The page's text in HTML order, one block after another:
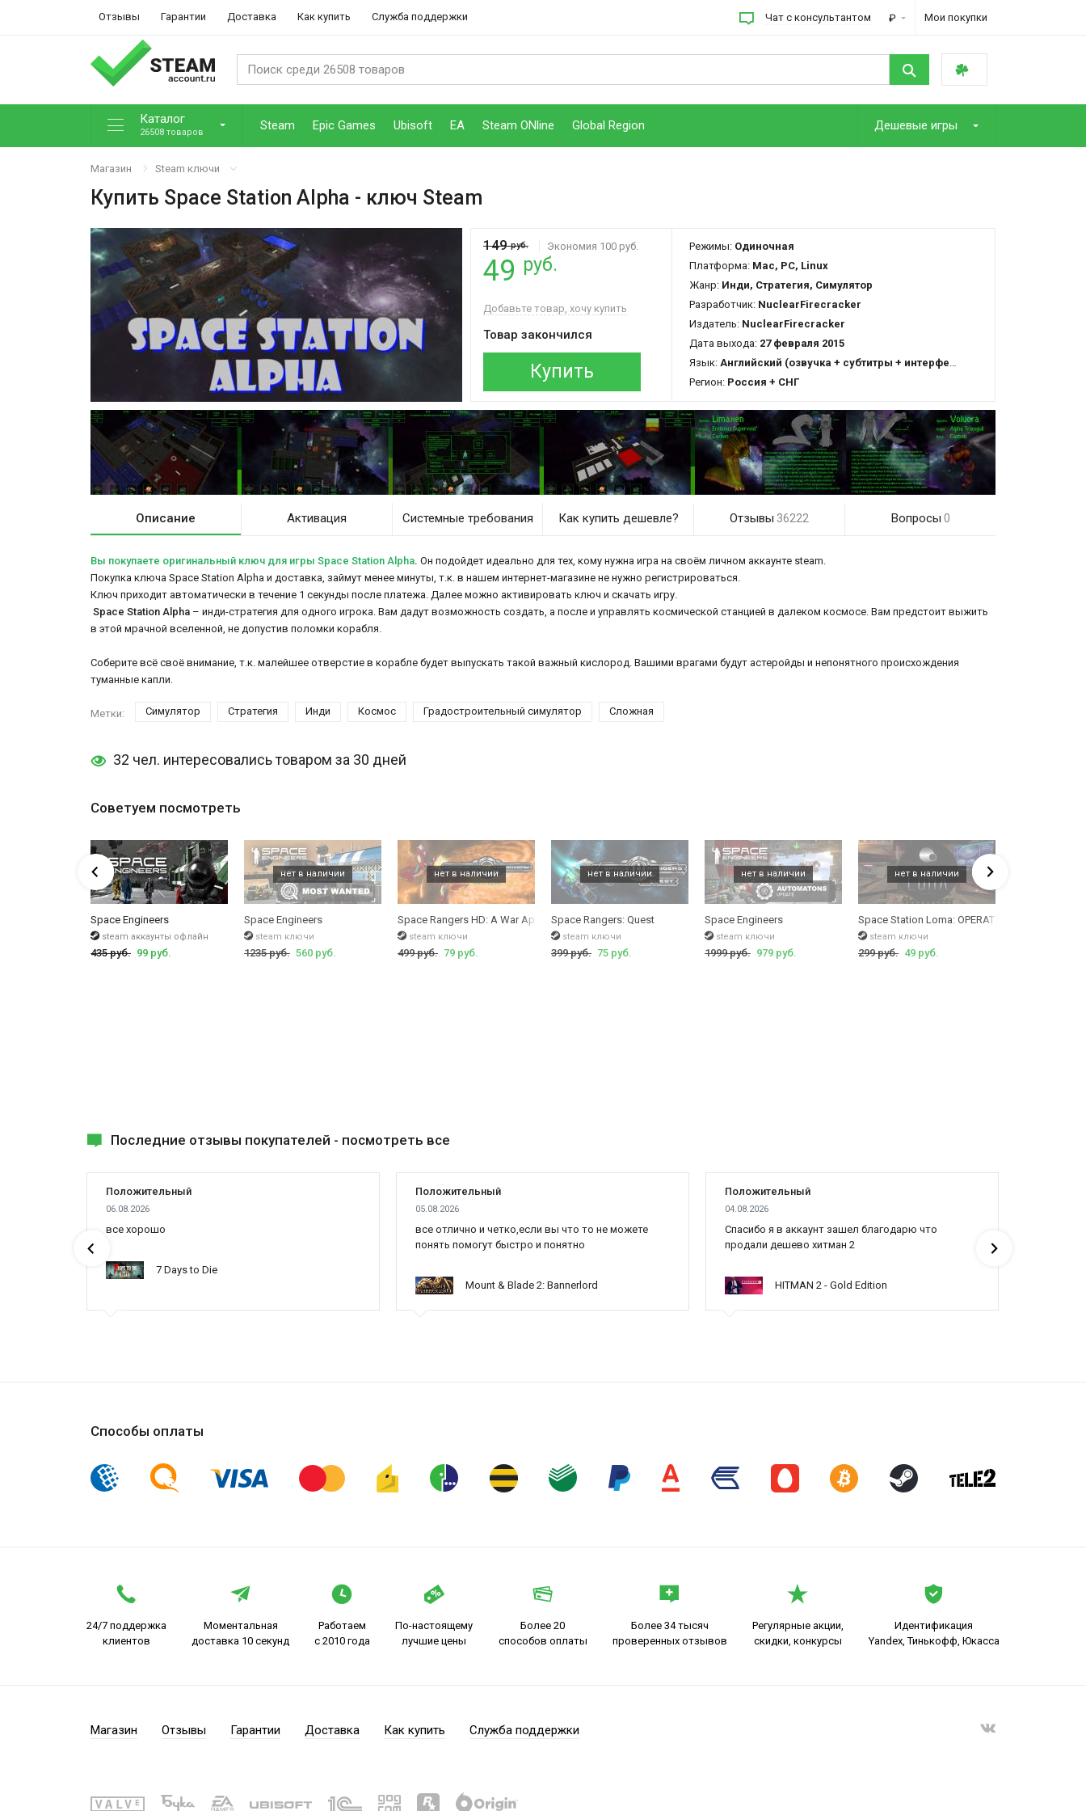
Отзывы Гарантии Доставка Как купить Служба поддержки Чат с консультантом ₽ Мои покупки
Каталог
26508 товаров Steam Epic Games Ubisoft EA Steam ONline Global Region Дешевые игры
Магазин Steam ключи
Купить Space Station Alpha - ключ Steam
149руб. Экономия 100 руб.
49 руб.
Добавьте товар, хочу купить
Товар закончился
Купить
Режимы: Одиночная
Платформа: Mac, PC, Linux
Жанр: Инди, Стратегия, Симулятор
Разработчик: NuclearFirecracker
Издатель: NuclearFirecracker
Дата выхода: 27 февраля 2015
Язык: Английский (озвучка + субтитры + интерфейс)
Регион: Россия + СНГ
Описание Активация Системные требования Как купить дешевле? Отзывы 36222 Вопросы 0
Вы покупаете оригинальный ключ для игры Space Station Alpha. Он подойдет идеально для тех, кому нужна игра на своём личном аккаунте steam.
Покупка ключа Space Station Alpha и доставка, займут менее минуты, т.к. в нашем интернет-магазине не нужно регистрироваться.
Ключ приходит автоматически в течение 1 секунды после платежа. Далее можно активировать ключ и скачать игру.
Space Station Alpha – инди-стратегия для одного игрока. Вам дадут возможность создать, а после и управлять космической станцией в далеком космосе. Вам предстоит выжить
в этой мрачной вселенной, не допустив поломки корабля.
Соберите всё своё внимание, т.к. малейшее отверстие в корабле будет выпускать такой важный кислород. Вашими врагами будут астеройды и непонятного происхождения
туманные капли.
Метки: Симулятор Стратегия Инди Космос Градостроительный симулятор Сложная
32 чел. интересовались товаром за 30 дней
Советуем посмотреть
Space Engineers
steam аккаунты офлайн
435 руб. 99 руб.
Space Engineers
steam ключи
1235 руб. 560 руб.
Space Rangers HD: A War Apart
steam ключи
499 руб. 79 руб.
Space Rangers: Quest
steam ключи
399 руб. 75 руб.
Space Engineers
steam ключи
1999 руб. 979 руб.
Space Station Loma: OPERATIONS
steam ключи
299 руб. 49 руб.
Последние отзывы покупателей - посмотреть все
Положительный
06.08.2026
все хорошо
7 Days to Die
Положительный
05.08.2026
все отлично и четко,если вы что то не можете
понять помогут быстро и понятно
Mount & Blade 2: Bannerlord
Положительный
04.08.2026
Cпасибо я в аккаунт зашел благодарю что
продали дешево хитман 2
HITMAN 2 - Gold Edition
Способы оплаты
24/7 поддержка
клиентов
Моментальная
доставка 10 секунд
Работаем
с 2010 года
По-настоящему
лучшие цены
Более 20
способов оплаты
Более 34 тысяч
проверенных отзывов
Регулярные акции,
скидки, конкурсы
Идентификация
Yandex, Тинькофф, Юкасса
Магазин Отзывы Гарантии Доставка Как купить Служба поддержки